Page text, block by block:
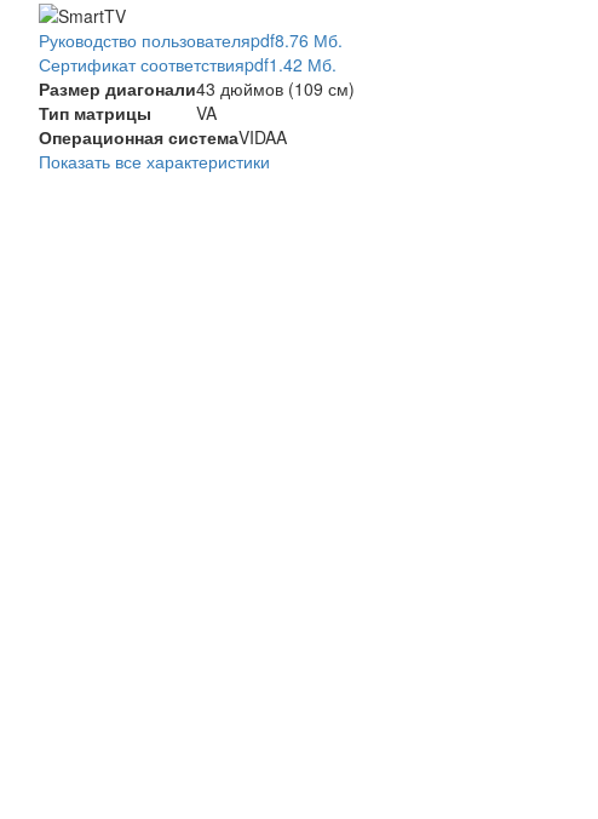
Руководство пользователяpdf8.76 Мб.
Сертификат соответствияpdf1.42 Мб.
Размер диагонали43 дюймов (109 см)
Тип матрицы
VA
Операционная системаVIDAA
Показать все характеристики